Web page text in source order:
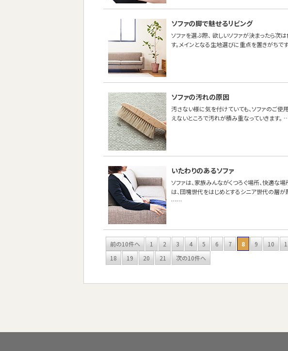
ソファの脚で魅せるリビング
ソファを選ぶ際、 欲しいソファが決まったら次
す。メインとなる生地選びに重点を置きがちで
ソファの汚れの原因
汚さない様に気を付けていても、ソファのご使
えないところで汚れが積み重なっていきます。
いたわりのあるソファ
ソファは、家族みんながくつろぐ場所、快適な
は、団塊世代をはじめとするシニア世代の層が
……
前の10件へ 1 2 3 4 5 6 7 8 9 10
18
19 20 21 次の10件へ